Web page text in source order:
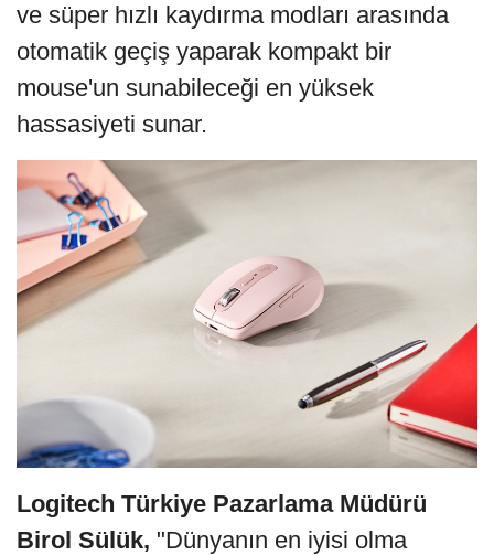
ve süper hızlı kaydırma modları arasında
otomatik geçiş yaparak kompakt bir
mouse'un sunabileceği en yüksek
hassasiyeti sunar.
Logitech Türkiye Pazarlama Müdürü
Birol Sülük, "Dünyanın en iyisi olma